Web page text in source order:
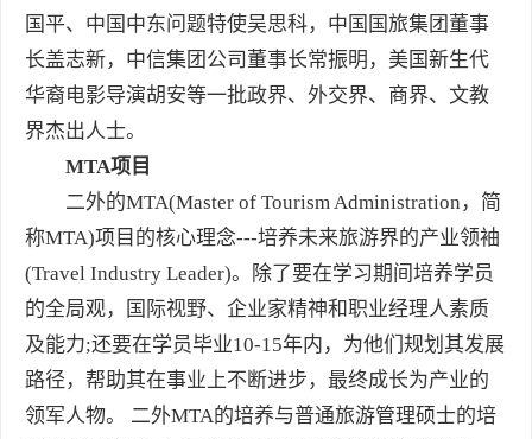
国平、中国中东问题特使吴思科，中国国旅集团董事
长盖志新，中信集团公司董事长常振明，美国新生代
华裔电影导演胡安等一批政界、外交界、商界、文教
界杰出人士。
MTA项目
二外的MTA(Master of Tourism Administration，简
称MTA)项目的核心理念---培养未来旅游界的产业领袖
(Travel Industry Leader)。除了要在学习期间培养学员
的全局观，国际视野、企业家精神和职业经理人素质
及能力;还要在学员毕业10-15年内，为他们规划其发展
路径，帮助其在事业上不断进步，最终成长为产业的
领军人物。 二外MTA的培养与普通旅游管理硕士的培